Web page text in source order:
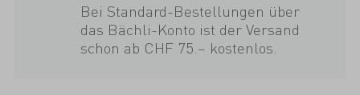
Bei Standard-Bestellungen über
das Bächli-Konto ist der Versand
schon ab CHF 75.– kostenlos.